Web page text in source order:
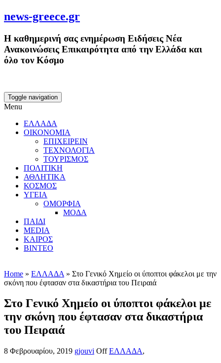
news-greece.gr
Η καθημερινή σας ενημέρωση Ειδήσεις Νέα
Ανακοινώσεις Επικαιρότητα από την Ελλάδα και
όλο τον Κόσμο
Toggle navigation
Menu
ΕΛΛΑΔΑ
ΟΙΚΟΝΟΜΙΑ
ΕΠΙΧΕΙΡΕΙΝ
ΤΕΧΝΟΛΟΓΙΑ
ΤΟΥΡΙΣΜΟΣ
ΠΟΛΙΤΙΚΗ
ΑΘΛΗΤΙΚΑ
ΚΟΣΜΟΣ
ΥΓΕΙΑ
ΟΜΟΡΦΙΑ
ΜΟΔΑ
ΠΑΙΔΙ
MEDIA
ΚΑΙΡΟΣ
ΒΙΝΤΕΟ
Home » ΕΛΛΑΔΑ » Στο Γενικό Χημείο οι ύποπτοι φάκελοι με την
σκόνη που έφτασαν στα δικαστήρια του Πειραιά
Στο Γενικό Χημείο οι ύποπτοι φάκελοι με
την σκόνη που έφτασαν στα δικαστήρια
του Πειραιά
8 Φεβρουαρίου, 2019 gjouvi Off ΕΛΛΑΔΑ,